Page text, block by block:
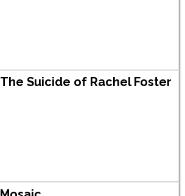
The Suicide of Rachel Foster